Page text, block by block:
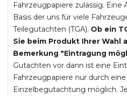
Fahrzeugpapiere zulässig.
Basis der uns für viele
Teilegutachten (TGA). Ob ein
Sie beim Produkt Ihrer Wahl
Bemerkung "Eintragung
Gutachten vor dann ist eine
Fahrzeugpapiere nur durch
Einzelbegutachtung möglich.